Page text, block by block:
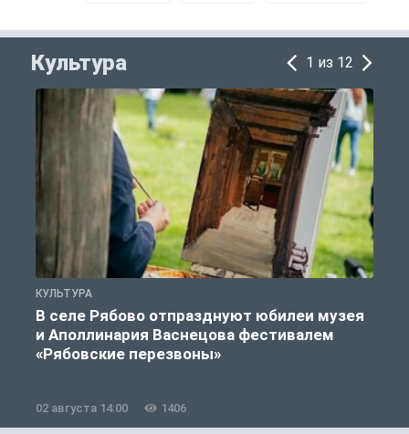
Культура 1 из 12
КУЛЬТУРА
В селе Рябово отпразднуют юбилеи музея
и Аполлинария Васнецова фестивалем
«Рябовские перезвоны»
02 августа 14:00 1406